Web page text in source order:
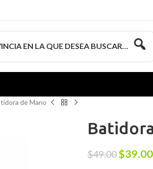
EN LA QUE DESEA BUSCAR…
de Mano
$49.00$39.00